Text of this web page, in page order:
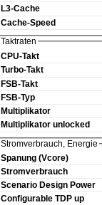
L3-Cache
Cache-Speed
Taktraten
CPU-Takt
Turbo-Takt
FSB-Takt
FSB-Typ
Multiplikator
Multiplikator unlocked
Stromverbrauch, Energie
Spanung (Vcore)
Stromverbrauch
Scenario Design Power
Configurable TDP up